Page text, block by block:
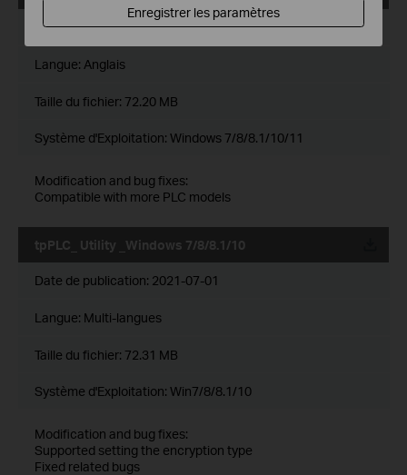
Date de publication:2021-12-29
Langue: Anglais
Taille du fichier: 72.20 MB
Système d'Exploitation: Windows 7/8/8.1/10/11
Modification and bug fixes:
Compatible with more PLC models
tpPLC_ Utility _Windows 7/8/8.1/10
Date de publication: 2021-07-01
Langue: Multi-langues
Taille du fichier: 72.31 MB
Système d'Exploitation: Win7/8/8.1/10
Modification and bug fixes:
Supported setting the encryption type
Fixed related bugs
Enregistrer les paramètres